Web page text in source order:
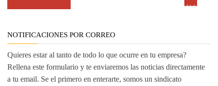
NOTIFICACIONES POR CORREO
Quieres estar al tanto de todo lo que ocurre en tu empresa?
Rellena este formulario y te enviaremos las noticias directamente
a tu email. Se el primero en enterarte, somos un sindicato